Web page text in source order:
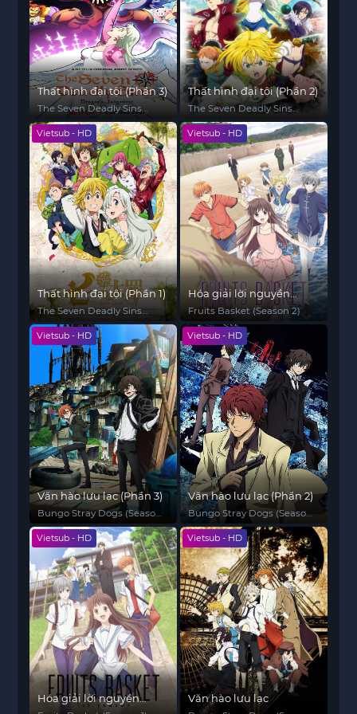
Thất hình đại tội (Phần 3)
The Seven Deadly Sins
(Season 3)
Thất hình đại tội (Phần 2)
The Seven Deadly Sins
(Season 2)
Vietsub - HD
Thất hình đại tội (Phần 1)
The Seven Deadly Sins
(Season 1)
Vietsub - HD
Hóa giải lời nguyền
(Phần 2)
Fruits Basket (Season 2)
Vietsub - HD
Văn hào lưu lạc (Phần 3)
Bungo Stray Dogs (Season
3)
Vietsub - HD
Văn hào lưu lạc (Phần 2)
Bungo Stray Dogs (Season
2)
Vietsub - HD
Hóa giải lời nguyền
Vietsub - HD
Văn hào lưu lạc